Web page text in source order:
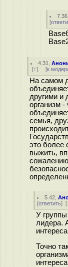
7.36
[
4.31 ,
[↑] [к
На самом
другими и
организм
семья,
это более
выжить,
5.42 ,
[ответить] [
У
лидера.
Точно